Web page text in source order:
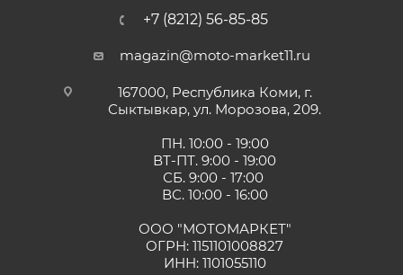
+7 (8212) 56-85-85
magazin@moto-market11.ru
167000, Республика Коми, г.
Сыктывкар, ул. Морозова, 209.
ПН. 10:00 - 19:00
ВТ-ПТ. 9:00 - 19:00
СБ. 9:00 - 17:00
ВС. 10:00 - 16:00
ООО "МОТОМАРКЕТ"
ОГРН: 1151101008827
ИНН: 1101055110